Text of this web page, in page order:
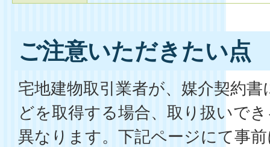
ご注意いただきたい点
宅地建物取引業者が、媒介契約
どを取得する場合、取り扱いで
異なります。下記ページにて事